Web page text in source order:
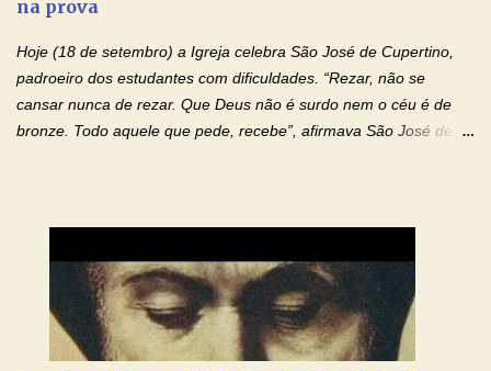
droga. Senhor, Pai Poderoso e cheio de Misericórdia, na
drogas, c...
na prova
Hoje (18 de setembro) a Igreja celebra São José de Cupertino,
padroeiro dos estudantes com dificuldades. “Rezar, não se
cansar nunca de rezar. Que Deus não é surdo nem o céu é de
bronze. Todo aquele que pede, recebe”, afirmava São José de
mim o teu fervor, a tua sabedoria e a tua fé. Mostra tua bondade,
ajudando-me e eu me esforçarei para imitar tuas virtudes.
Glória… Amável protetor meu, o estudo geralmente é difícil, duro
e entediante para mim. Tu podes deixar tudo isso mais fácil e